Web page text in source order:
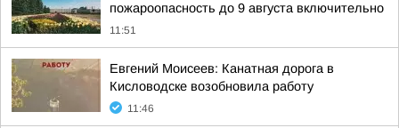
пожароопасность до 9 августа включительно
11:51
Евгений Моисеев: Канатная дорога в
Кисловодске возобновила работу
11:46